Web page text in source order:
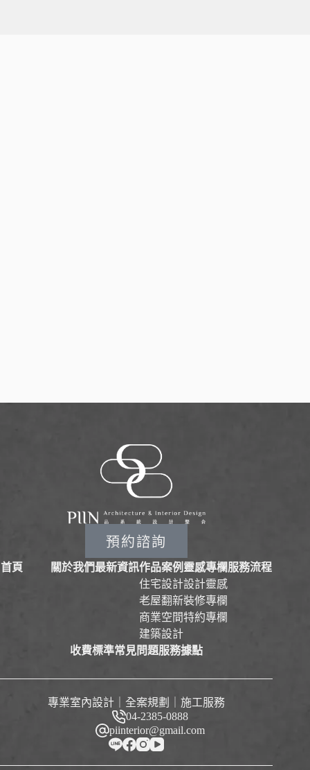
預約諮詢
首頁 關於我們最新資訊作品案例
住宅設計
老屋翻新
商業空間
建築設計
靈感專欄
設計靈感
裝修專欄
特約專欄
服務流程
收費標準常見問題服務據點
專業室內設計｜全案規劃｜施工服務
04-2385-0888
piinterior@gmail.com